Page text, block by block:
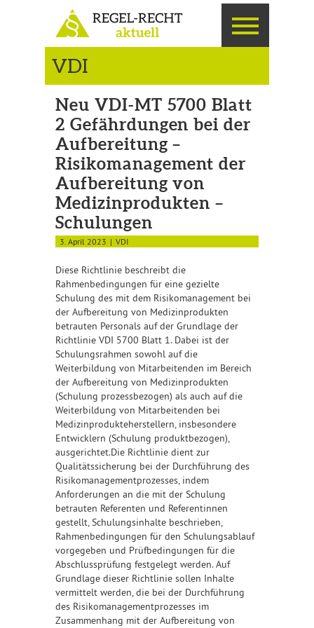
VDI
Neu VDI-MT 5700 Blatt
2 Gefährdungen bei der
Aufbereitung –
Risikomanagement der
Aufbereitung von
Medizinprodukten –
Schulungen
3. April 2023 VDI
Diese Richtlinie beschreibt die
Rahmenbedingungen für eine gezielte
Schulung des mit dem Risikomanagement bei
der Aufbereitung von Medizinprodukten
betrauten Personals auf der Grundlage der
Richtlinie VDI 5700 Blatt 1. Dabei ist der
Schulungsrahmen sowohl auf die
Weiterbildung von Mitarbeitenden im Bereich
der Aufbereitung von Medizinprodukten
(Schulung prozessbezogen) als auch auf die
Weiterbildung von Mitarbeitenden bei
Medizinprodukteherstellern, insbesondere
Entwicklern (Schulung produktbezogen),
ausgerichtet.Die Richtlinie dient zur
Qualitätssicherung bei der Durchführung des
Risikomanagementprozesses, indem
Anforderungen an die mit der Schulung
betrauten Referenten und Referentinnen
gestellt, Schulungsinhalte beschrieben,
Rahmenbedingungen für den Schulungsablauf
vorgegeben und Prüfbedingungen für die
Abschlussprüfung festgelegt werden. Auf
Grundlage dieser Richtlinie sollen Inhalte
vermittelt werden, die bei der Durchführung
des Risikomanagementprozesses im
Zusammenhang mit der Aufbereitung von